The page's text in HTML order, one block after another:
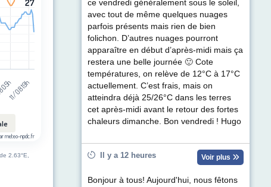
27
27
11/08 19h
meteo-npdc.fr
2.63°E,
ce vendredi généralement sous le soleil,
avec tout de même quelques nuages
parfois présents mais rien de bien
folichon. D’autres nuages pourront
apparaître en début d’après-midi mais ça
restera une belle journée 🙂 Cote
températures, on relève de 12°C à 17°C
actuellement. C’est frais, mais on
atteindra déjà 25/26°C dans les terres
cet après-midi avant le retour des fortes
chaleurs dimanche. Bon vendredi ! Hugo
Il y a 12 heures Voir plus
Bonjour à tous! Aujourd'hui, nous fêtons